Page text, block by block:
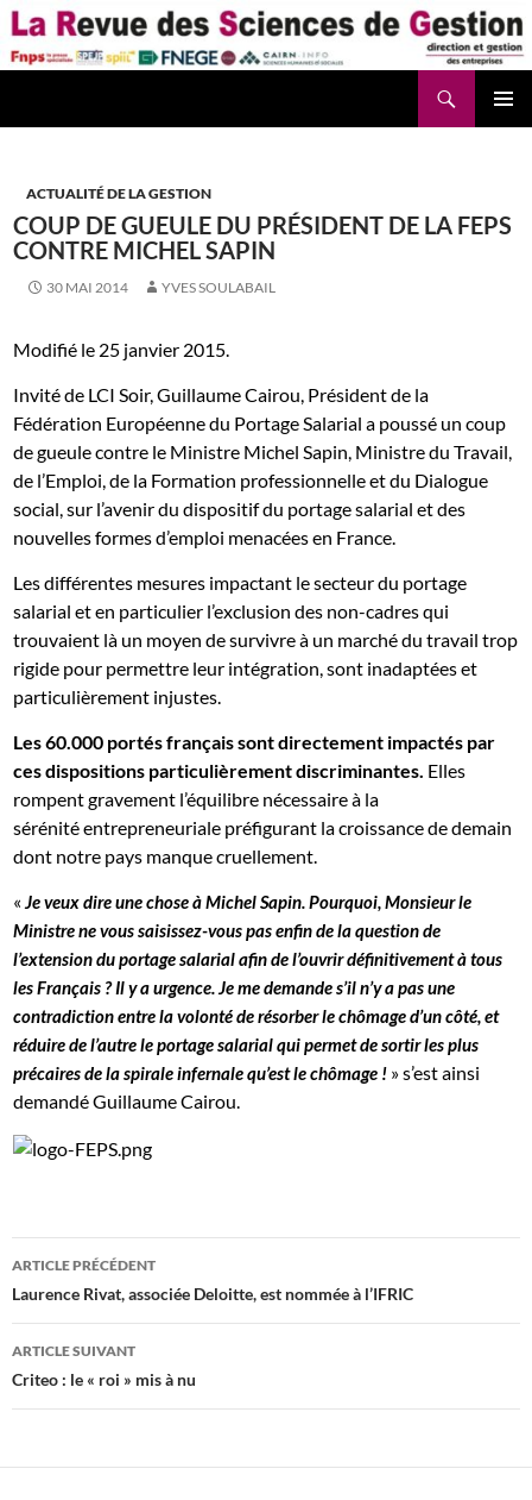
Aller
au
contenu
ACTUALITÉ DE LA GESTION
COUP DE GUEULE DU PRÉSIDENT DE LA FEPS
CONTRE MICHEL SAPIN
30 MAI 2014 YVES SOULABAIL
Modifié le 25 janvier 2015.
Invité de LCI Soir, Guillaume Cairou, Président de la
Fédération Européenne du Portage Salarial a poussé un coup
de gueule contre le Ministre Michel Sapin, Ministre du Travail,
de l’Emploi, de la Formation professionnelle et du Dialogue
social, sur l’avenir du dispositif du portage salarial et des
nouvelles formes d’emploi menacées en France.
Les différentes mesures impactant le secteur du portage
salarial et en particulier l’exclusion des non-cadres qui
trouvaient là un moyen de survivre à un marché du travail trop
rigide pour permettre leur intégration, sont inadaptées et
particulièrement injustes.
Les 60.000 portés français sont directement impactés par
ces dispositions particulièrement discriminantes. Elles
rompent gravement l’équilibre nécessaire à la
sérénité entrepreneuriale préfigurant la croissance de demain
dont notre pays manque cruellement.
«Je veux dire une chose à Michel Sapin. Pourquoi, Monsieur le
Ministre ne vous saisissez-vous pas enfin de la question de
l’extension du portage salarial afin de l’ouvrir définitivement à tous
les Français ? Il y a urgence. Je me demande s’il n’y a pas une
contradiction entre la volonté de résorber le chômage d’un côté, et
réduire de l’autre le portage salarial qui permet de sortir les plus
précaires de la spirale infernale qu’est le chômage ! » s’est ainsi
demandé Guillaume Cairou.
Navigation
des
articles
ARTICLE PRÉCÉDENT
Laurence Rivat, associée Deloitte, est nommée à l’IFRIC
ARTICLE SUIVANT
Criteo : le « roi » mis à nu